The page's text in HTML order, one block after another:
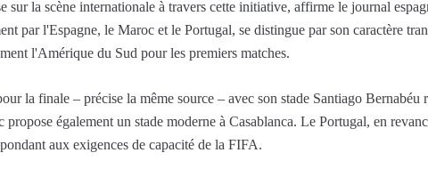
sur la scène internationale à travers cette initiative, affirme le journal
par l'Espagne, le Maroc et le Portugal, se distingue par son caractère
l'Amérique du Sud pour les premiers matches.
la finale – précise la même source – avec son stade Santiago Bernabéu
également un stade moderne à Casablanca. Le Portugal, en
aux exigences de capacité de la FIFA.